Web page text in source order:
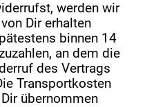
werden wir
Dir erhalten
binnen 14
an dem die
des Vertrags
Transportkosten
übernommen